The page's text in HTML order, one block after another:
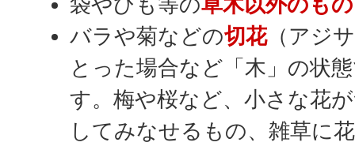
バラや菊などの切花（アジ
とった場合など「木」の状
す。梅や桜など、小さな花
してみなせるもの、雑草に